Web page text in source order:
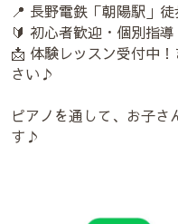
📍 長野電鉄「朝陽駅」
🔰 初心者歓迎・個別指導
📩 体験レッスン受付中
さい♪
ピアノを通して、お子さ
す♪